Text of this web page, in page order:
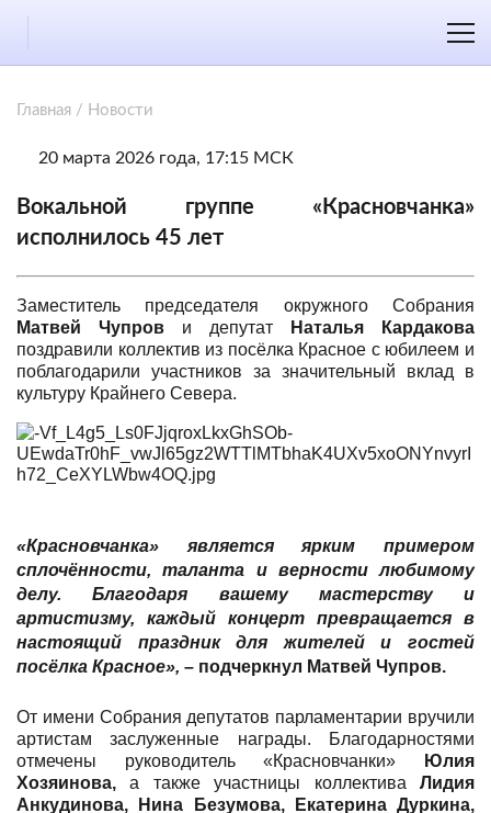
Главная / Новости
20 марта 2026 года, 17:15 МСК
Вокальной группе «Красновчанка»
исполнилось 45 лет
Заместитель председателя окружного Собрания
Матвей Чупров и депутат
Наталья Кардакова
поздравили коллектив из посёлка Красное с юбилеем и
поблагодарили участников за значительный вклад в
культуру Крайнего Севера.
«Красновчанка» является ярким примером
сплочённости, таланта и верности любимому
делу. Благодаря вашему мастерству и
артистизму, каждый концерт превращается в
настоящий праздник для жителей и гостей
посёлка Красное», – подчеркнул Матвей Чупров.
От имени Собрания депутатов парламентарии вручили
артистам заслуженные награды. Благодарностями
отмечены руководитель «Красновчанки»
Юлия
Хозяинова, а также участницы коллектива Лидия
Анкудинова, Нина Безумова, Екатерина Дуркина,